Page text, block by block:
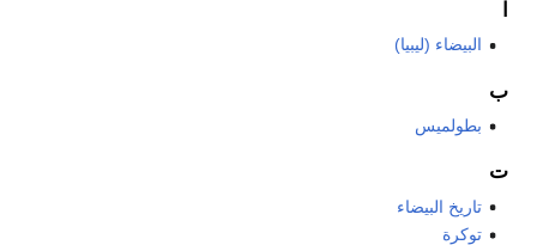
البيضاء (ليبيا)
ب
بطولميس
ت
تاريخ البيضاء
توكرة